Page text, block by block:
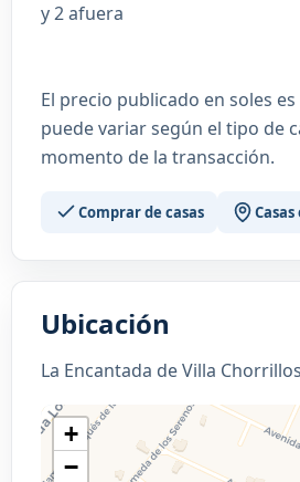
y 2 afuera
El precio publicado en soles
puede variar según el tipo de
momento de la transacción.
Comprar de casas
Ubicación
La Encantada de Villa
+
−